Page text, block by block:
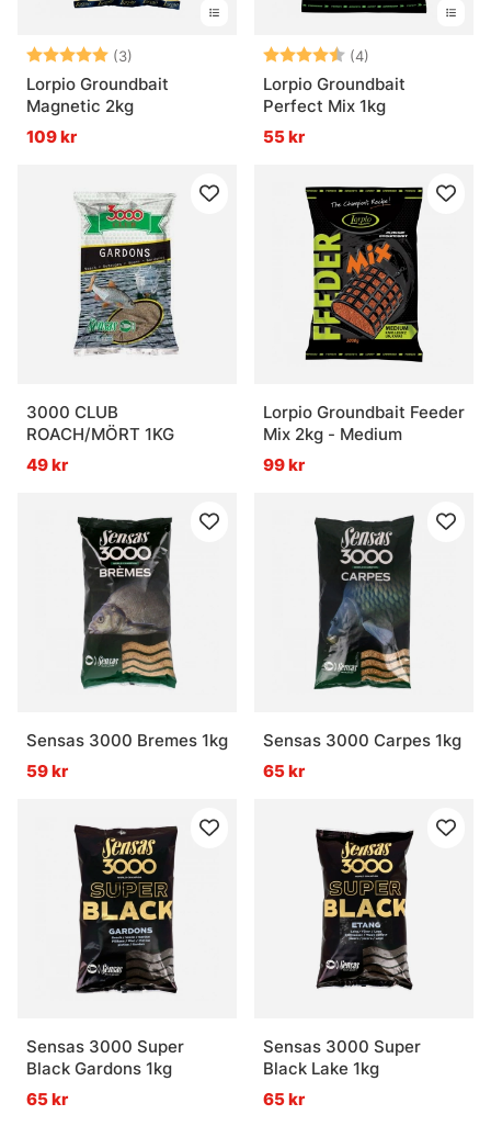
Betyg: (3)
5.0 utav 5 stjärnor
Lorpio Groundbait
Magnetic 2kg
109 kr
Betyg: (4)
Lorpio Groundbait
Perfect Mix 1kg
55 kr
3000 CLUB
ROACH/MÖRT 1KG
49 kr
Lorpio Groundbait Feeder
Mix 2kg - Medium
99 kr
Sensas 3000 Bremes 1kg
59 kr
Sensas 3000 Carpes 1kg
65 kr
Sensas 3000 Super
Black Gardons 1kg
65 kr
Sensas 3000 Super
Black Lake 1kg
65 kr